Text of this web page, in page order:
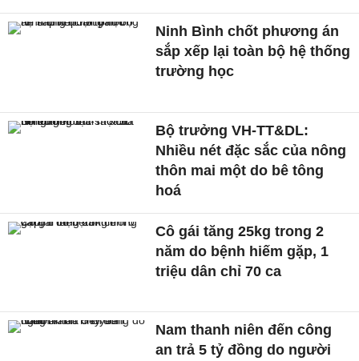
Ninh Bình chốt phương án
sắp xếp lại toàn bộ hệ thống
trường học
Bộ trưởng VH-TT&DL:
Nhiều nét đặc sắc của nông
thôn mai một do bê tông
hoá
Cô gái tăng 25kg trong 2
năm do bệnh hiếm gặp, 1
triệu dân chỉ 70 ca
Nam thanh niên đến công
an trả 5 tỷ đồng do người